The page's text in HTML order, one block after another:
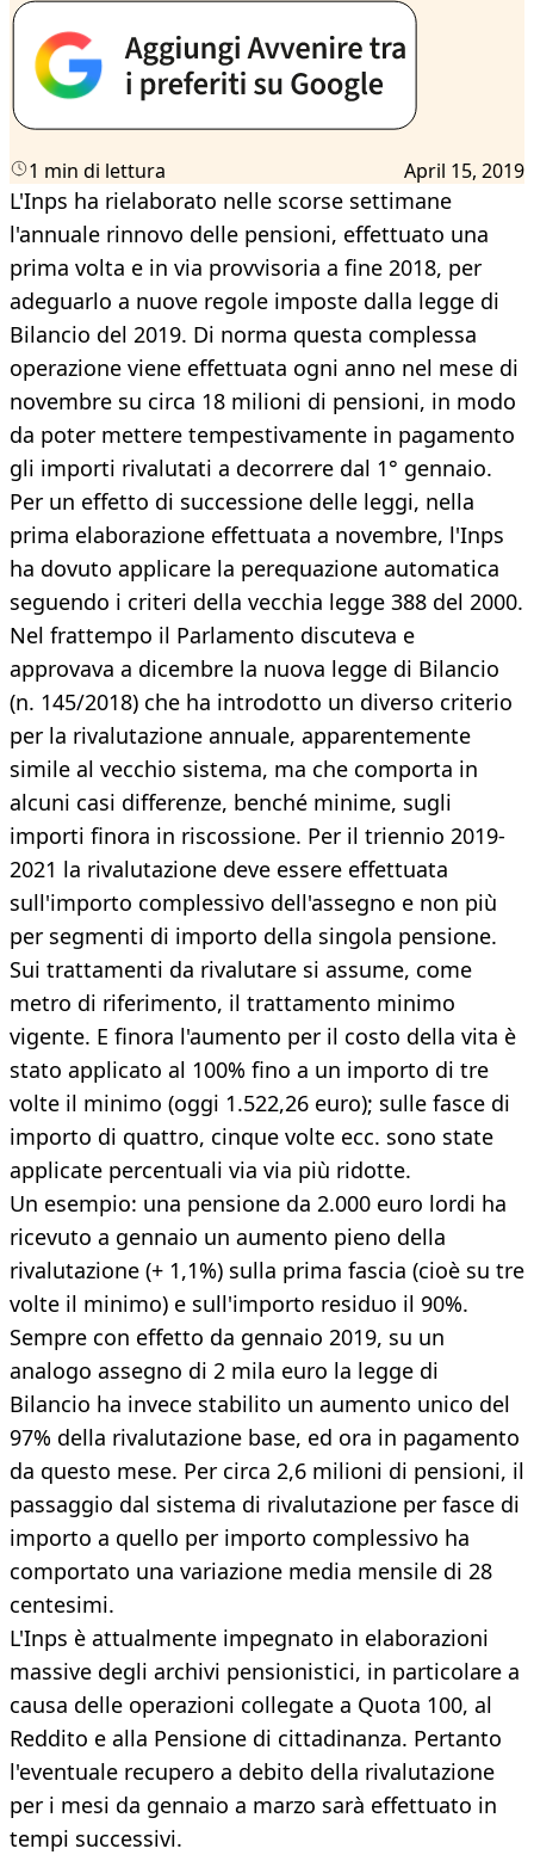
1 min di lettura April 15, 2019
L'Inps ha rielaborato nelle scorse settimane
l'annuale rinnovo delle pensioni, effettuato una
prima volta e in via provvisoria a fine 2018, per
adeguarlo a nuove regole imposte dalla legge di
Bilancio del 2019. Di norma questa complessa
operazione viene effettuata ogni anno nel mese di
novembre su circa 18 milioni di pensioni, in modo
da poter mettere tempestivamente in pagamento
gli importi rivalutati a decorrere dal 1° gennaio.
Per un effetto di successione delle leggi, nella
prima elaborazione effettuata a novembre, l'Inps
ha dovuto applicare la perequazione automatica
seguendo i criteri della vecchia legge 388 del 2000.
Nel frattempo il Parlamento discuteva e
approvava a dicembre la nuova legge di Bilancio
(n. 145/2018) che ha introdotto un diverso criterio
per la rivalutazione annuale, apparentemente
simile al vecchio sistema, ma che comporta in
alcuni casi differenze, benché minime, sugli
importi finora in riscossione. Per il triennio 2019-
2021 la rivalutazione deve essere effettuata
sull'importo complessivo dell'assegno e non più
per segmenti di importo della singola pensione.
Sui trattamenti da rivalutare si assume, come
metro di riferimento, il trattamento minimo
vigente. E finora l'aumento per il costo della vita è
stato applicato al 100% fino a un importo di tre
volte il minimo (oggi 1.522,26 euro); sulle fasce di
importo di quattro, cinque volte ecc. sono state
applicate percentuali via via più ridotte.
Un esempio: una pensione da 2.000 euro lordi ha
ricevuto a gennaio un aumento pieno della
rivalutazione (+ 1,1%) sulla prima fascia (cioè su tre
volte il minimo) e sull'importo residuo il 90%.
Sempre con effetto da gennaio 2019, su un
analogo assegno di 2 mila euro la legge di
Bilancio ha invece stabilito un aumento unico del
97% della rivalutazione base, ed ora in pagamento
da questo mese. Per circa 2,6 milioni di pensioni, il
passaggio dal sistema di rivalutazione per fasce di
importo a quello per importo complessivo ha
comportato una variazione media mensile di 28
centesimi.
L'Inps è attualmente impegnato in elaborazioni
massive degli archivi pensionistici, in particolare a
causa delle operazioni collegate a Quota 100, al
Reddito e alla Pensione di cittadinanza. Pertanto
l'eventuale recupero a debito della rivalutazione
per i mesi da gennaio a marzo sarà effettuato in
tempi successivi.